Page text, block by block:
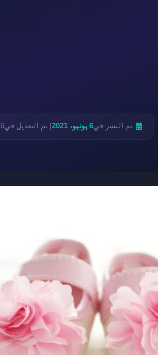
تم النشر في6 يونيو، 2021 | تم التعديل في6 يونيو، 2021